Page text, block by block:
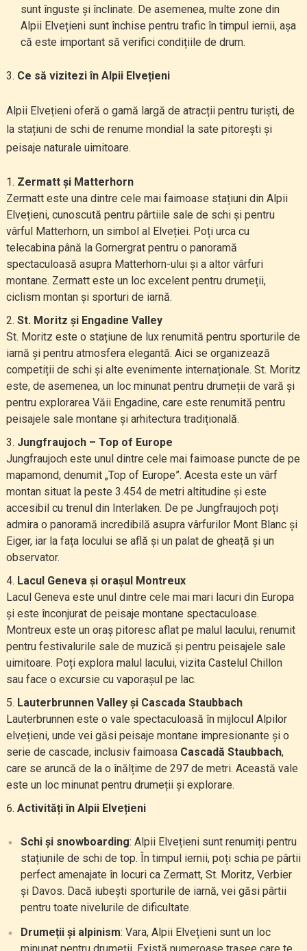
sunt înguste și înclinate. De asemenea, multe zone din
Alpii Elvețieni sunt închise pentru trafic în timpul iernii, așa
că este important să verifici condițiile de drum.
Ce să vizitezi în Alpii Elvețieni
Alpii Elvețieni oferă o gamă largă de atracții pentru turiști, de
la stațiuni de schi de renume mondial la sate pitorești și
peisaje naturale uimitoare.
Zermatt și Matterhorn
Zermatt este una dintre cele mai faimoase stațiuni din Alpii
Elvețieni, cunoscută pentru pârtiile sale de schi și pentru
vârful Matterhorn, un simbol al Elveției. Poți urca cu
telecabina până la Gornergrat pentru o panoramă
spectaculoasă asupra Matterhorn-ului și a altor vârfuri
montane. Zermatt este un loc excelent pentru drumeții,
ciclism montan și sporturi de iarnă.
St. Moritz și Engadine Valley
St. Moritz este o stațiune de lux renumită pentru sporturile de
iarnă și pentru atmosfera elegantă. Aici se organizează
competiții de schi și alte evenimente internaționale. St. Moritz
este, de asemenea, un loc minunat pentru drumeții de vară și
pentru explorarea Văii Engadine, care este renumită pentru
peisajele sale montane și arhitectura tradițională.
Jungfraujoch – Top of Europe
Jungfraujoch este unul dintre cele mai faimoase puncte de pe
mapamond, denumit „Top of Europe”. Acesta este un vârf
montan situat la peste 3.454 de metri altitudine și este
accesibil cu trenul din Interlaken. De pe Jungfraujoch poți
admira o panoramă incredibilă asupra vârfurilor Mont Blanc și
Eiger, iar la fața locului se află și un palat de gheață și un
observator.
Lacul Geneva și orașul Montreux
Lacul Geneva este unul dintre cele mai mari lacuri din Europa
și este înconjurat de peisaje montane spectaculoase.
Montreux este un oraș pitoresc aflat pe malul lacului, renumit
pentru festivalurile sale de muzică și pentru peisajele sale
uimitoare. Poți explora malul lacului, vizita Castelul Chillon
sau face o excursie cu vaporașul pe lac.
Lauterbrunnen Valley și Cascada Staubbach
Lauterbrunnen este o vale spectaculoasă în mijlocul Alpilor
elvețieni, unde vei găsi peisaje montane impresionante și o
serie de cascade, inclusiv faimoasa Cascadă Staubbach,
care se aruncă de la o înălțime de 297 de metri. Această vale
este un loc minunat pentru drumeții și explorare.
Activități în Alpii Elvețieni
Schi și snowboarding: Alpii Elvețieni sunt renumiți pentru
stațiunile de schi de top. În timpul iernii, poți schia pe pârtii
perfect amenajate în locuri ca Zermatt, St. Moritz, Verbier
și Davos. Dacă iubești sporturile de iarnă, vei găsi pârtii
pentru toate nivelurile de dificultate.
Drumeții și alpinism: Vara, Alpii Elvețieni sunt un loc